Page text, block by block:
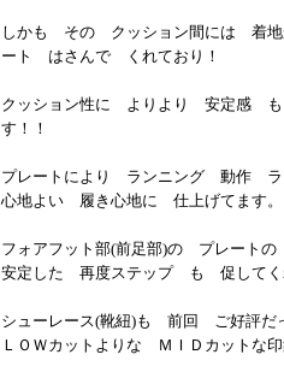
しかも その クッション間には 着
ート はさんで くれており！
クッション性に よりより 安定感
す！！
プレートにより ランニング 動作 ラ
心地よい 履き心地に 仕上げてます。
フォアフット部(前足部)の プレート
安定した 再度ステップ も 促してく
シューレース(靴紐)も 前回 ご好評だ
ＬＯＷカットよりな ＭＩＤカットな